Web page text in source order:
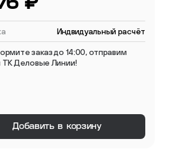
₽
Индвидуальный расчёт
заказ до 14:00, отправим
ТК Деловые Линии!
Добавить в корзину